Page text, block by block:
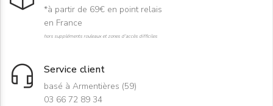
*à partir de 69€ en point relais
en France
hors suppléments rouleaux et zones d'accès difficiles
Service client
basé à Armentières (59)
03 66 72 89 34